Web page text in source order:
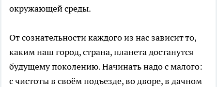
окружающей среды.
От сознательности каждого из нас зависит то,
каким наш город, страна, планета достанутся
будущему поколению. Начинать надо с малого:
с чистоты в своём подъезде, во дворе, в дачном